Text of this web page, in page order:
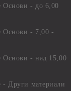
Основи - до 6,00
Основи - 7,00 -
Основи - над 15,00
- Други материали